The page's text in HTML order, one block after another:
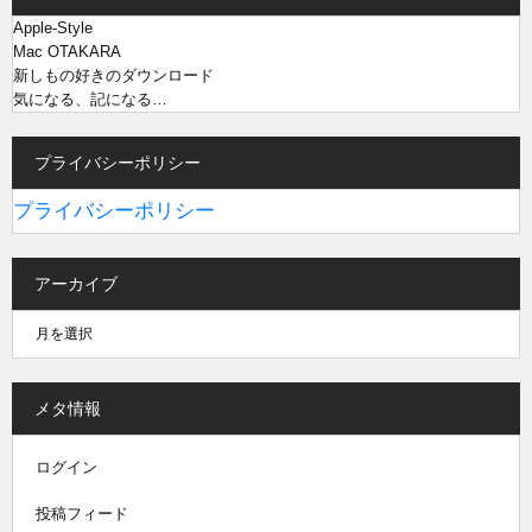
Apple-Style
Mac OTAKARA
新しもの好きのダウンロード
気になる、記になる…
プライバシーポリシー
プライバシーポリシー
アーカイブ
メタ情報
ログイン
投稿フィード